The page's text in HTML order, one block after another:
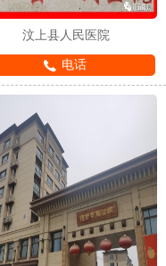
汶上县人民医院
电话